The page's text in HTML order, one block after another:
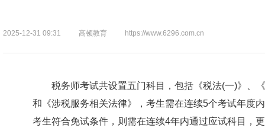
2025-12-31 09:31 高顿教育 https://www.6296.com.cn
税务师考试共设置五门科目，包括《税法(一)》、
和《涉税服务相关法律》，考生需在连续5个考试年度
考生符合免试条件，则需在连续4年内通过应试科目，